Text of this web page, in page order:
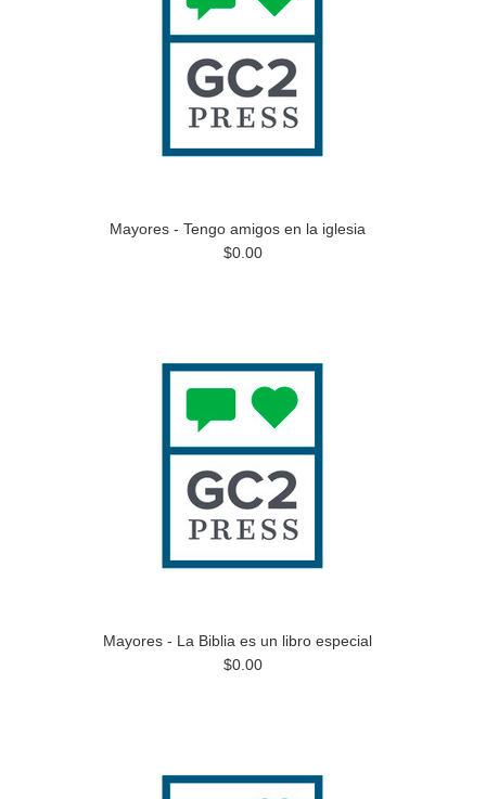
Mayores - Tengo amigos en la iglesia
$0.00
Mayores - La Biblia es un libro especial
$0.00